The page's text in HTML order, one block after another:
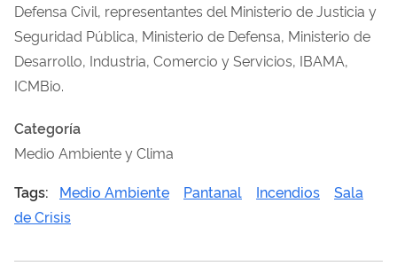
Defensa Civil, representantes del Ministerio de Justicia y
Seguridad Pública, Ministerio de Defensa, Ministerio de
Desarrollo, Industria, Comercio y Servicios, IBAMA,
ICMBio.
Categoría
Medio Ambiente y Clima
Tags:
Medio Ambiente Pantanal Incendios
Sala
de Crisis